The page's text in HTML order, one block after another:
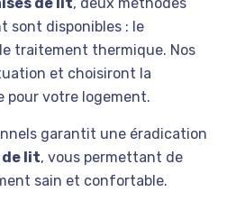
sont disponibles : le
traitement thermique. Nos
et choisiront la
pour votre logement.
garantit une éradication
de lit, vous permettant de
sain et confortable.